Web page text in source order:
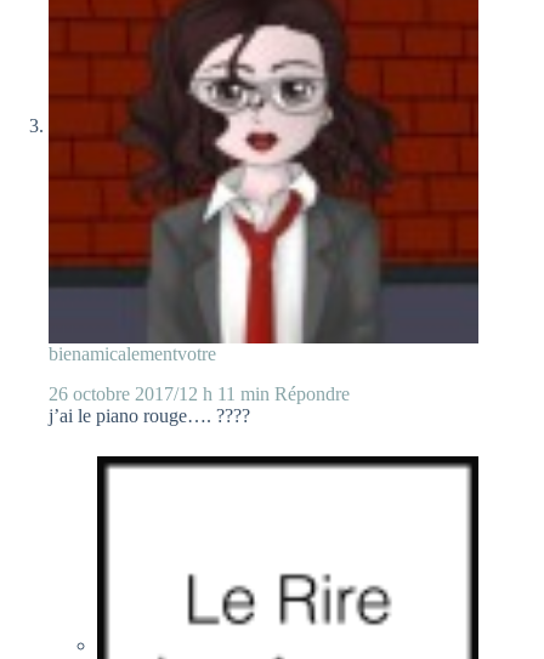
bienamicalementvotre
26 octobre 2017/12 h 11 min Répondre
j’ai le piano rouge…. ????